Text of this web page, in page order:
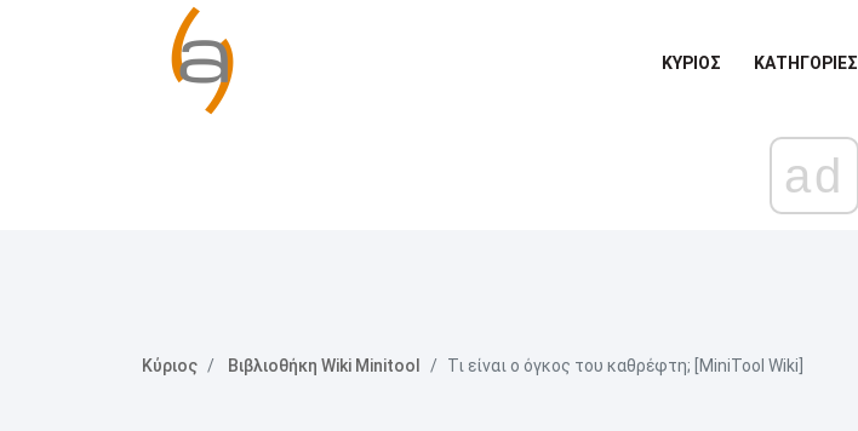
ΚΎΡΙΟΣ ΚΑΤΗΓΟΡΊΕΣ
ad
Κύριος Βιβλιοθήκη Wiki Minitool Τι είναι ο όγκος του καθρέφτη; [MiniTool Wiki]